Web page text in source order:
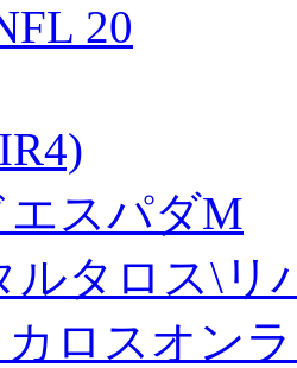
20
エスパダM
ルタロス\リ
ロスオン